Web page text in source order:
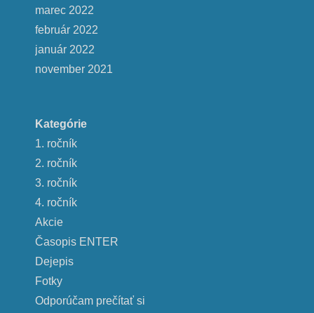
marec 2022
február 2022
január 2022
november 2021
Kategórie
1. ročník
2. ročník
3. ročník
4. ročník
Akcie
Časopis ENTER
Dejepis
Fotky
Odporúčam prečítať si